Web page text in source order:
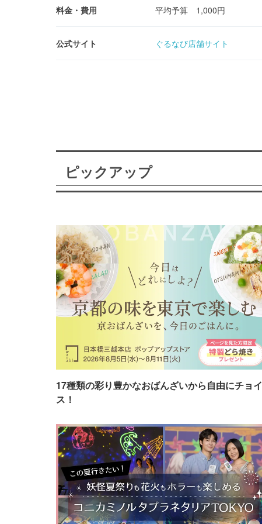
料金・費用 平均予算 1,000円
公式サイト ぐるなび店舗サイト
ピックアップ
17種類の彩り豊かなおばんざいから自由にチョイ
ス！